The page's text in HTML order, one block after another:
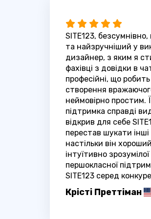
SITE123,
та найзручніший у
дизайнер, з яким я
фахівці з довідки в
професійні, що
створення
неймовірно простим.
підтримка справді
відкрив для себе
перестав шукати інші
настільки він
інтуїтивно
першокласної
SITE123 серед
Крісті Преттіман